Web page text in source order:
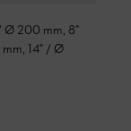
Ø 200 mm, 8"
14" / Ø